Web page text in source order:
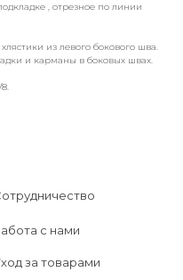
, отрезное по линии
из левого бокового шва.
и карманы в боковых швах.
за товарами
с нами